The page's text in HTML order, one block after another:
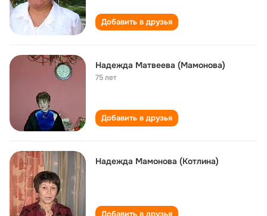
Добавить в друзья
Надежда Матвеева (Мамонова)
75 лет
Добавить в друзья
Надежда Мамонова (Котлина)
Добавить в друзья